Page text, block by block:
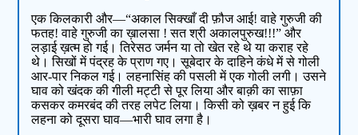
एक किलकारी और—“अकाल सिक्खाँ दी फ़ौज आई! वाहे गुरुजी की
फतह! वाहे गुरुजी का ख़ालसा ! सत श्री अकालपुरुख!!!” और
लड़ाई ख़त्म हो गई। तिरेसठ जर्मन या तो खेत रहे थे या कराह रहे
थे। सिखों में पंद्रह के प्राण गए। सूबेदार के दाहिने कंधे में से गोली
आर-पार निकल गई। लहनासिंह की पसली में एक गोली लगी। उसने
घाव को खंदक की गीली मट्टी से पूर लिया और बाक़ी का साफ़ा
कसकर कमरबंद की तरह लपेट लिया। किसी को ख़बर न हुई कि
लहना को दूसरा घाव—भारी घाव लगा है।